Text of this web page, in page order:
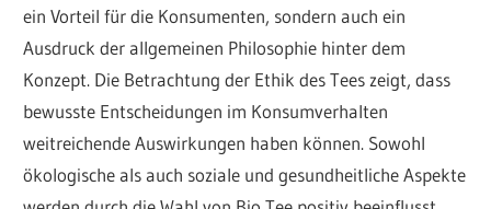
ein Vorteil für die Konsumenten, sondern auch ein
Ausdruck der allgemeinen Philosophie hinter dem
Konzept. Die Betrachtung der Ethik des Tees zeigt, dass
bewusste Entscheidungen im Konsumverhalten
weitreichende Auswirkungen haben können. Sowohl
ökologische als auch soziale und gesundheitliche Aspekte